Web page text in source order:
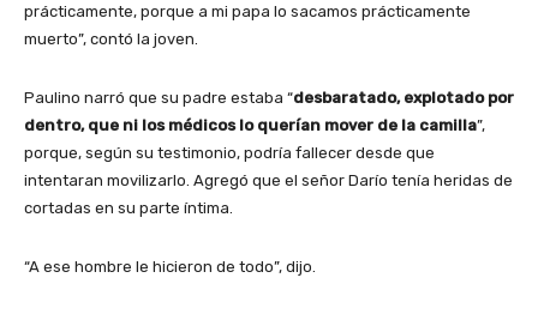
prácticamente, porque a mi papa lo sacamos prácticamente
muerto”, contó la joven.
Paulino narró que su padre estaba “desbaratado, explotado por
dentro, que ni los médicos lo querían mover de la camilla”,
porque, según su testimonio, podría fallecer desde que
intentaran movilizarlo. Agregó que el señor Darío tenía heridas de
cortadas en su parte íntima.
“A ese hombre le hicieron de todo”, dijo.